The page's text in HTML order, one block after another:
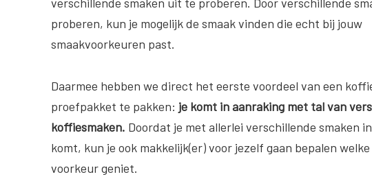
proberen, kun je mogelijk de smaak vinden die echt bij jouw
smaakvoorkeuren past.
Daarmee hebben we direct het eerste voordeel van een
proefpakket te pakken: je komt in aanraking met tal van
koffiesmaken. Doordat je met allerlei verschillende smaken
komt, kun je ook makkelijk(er) voor jezelf gaan bepalen
voorkeur geniet.